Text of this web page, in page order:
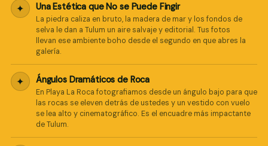
✦ Una Estética que No se Puede Fingir
La piedra caliza en bruto, la madera de mar y los fondos de
selva le dan a Tulum un aire salvaje y editorial. Tus fotos
llevan ese ambiente boho desde el segundo en que abres la
galería.
✦ Ángulos Dramáticos de Roca
En Playa La Roca fotografiamos desde un ángulo bajo para que
las rocas se eleven detrás de ustedes y un vestido con vuelo
se lea alto y cinematográfico. Es el encuadre más impactante
de Tulum.
Pro Art Photographers
en línea